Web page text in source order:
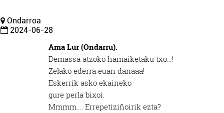
Ondarroa
2024-06-28
Ama Lur (Ondarru).
Demassa atzoko hamaiketaku txo…!
Zelako ederra euan danaaa!
Eskerrik asko ekaineko
gure perla bixoi.
Mmmm…. Errepetiziñoirik ezta?